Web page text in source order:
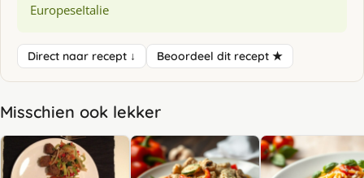
EuropeseItalie
Direct naar recept ↓ Beoordeel dit recept ★
Misschien ook lekker